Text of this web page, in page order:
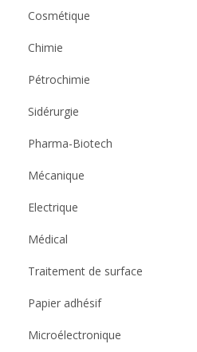
Cosmétique
Chimie
Pétrochimie
Sidérurgie
Pharma-Biotech
Mécanique
Electrique
Médical
Traitement de surface
Papier adhésif
Microélectronique